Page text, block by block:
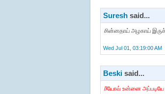
Sureshsaid...
சின்னதாய் அழகாய்
Wed Jul 01, 03:19:00 AM
Beskisaid...
//யோவ் உன்னை அப்படியே